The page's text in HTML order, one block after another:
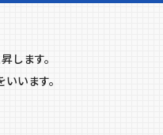
します。
います。